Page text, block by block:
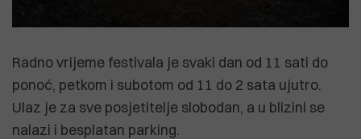
Radno vrijeme festivala je svaki dan od 11 sati do
ponoć, petkom i subotom od 11 do 2 sata ujutro.
Ulaz je za sve posjetitelje slobodan, a u blizini se
nalazi i besplatan parking.